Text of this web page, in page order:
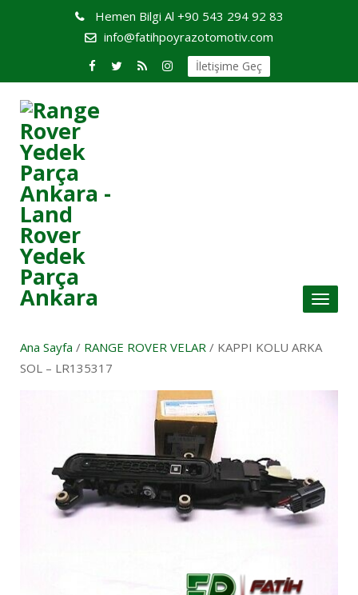
Hemen Bilgi Al +90 543 294 92 83
info@fatihpoyrazotomotiv.com
İletişime Geç
Toggle
Ana Sayfa / RANGE ROVER VELAR / KAPPI KOLU ARKA
SOL – LR135317